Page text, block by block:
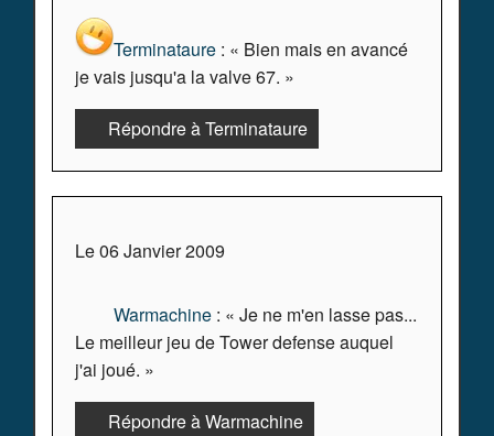
Terminataure : « Bien mais en avancé
je vais jusqu'a la valve 67. »
Répondre à Terminataure
Le 06 Janvier 2009
Warmachine : « Je ne m'en lasse pas...
Le meilleur jeu de Tower defense auquel
j'ai joué. »
Répondre à Warmachine